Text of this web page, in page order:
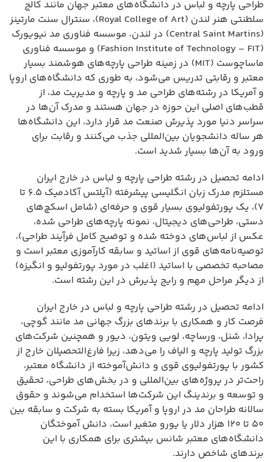
طراحی پارچه و لباس در دانشگاه‌های معتبر جهان مانند کالج
سلطنتی هنر لندن (Royal College of Art)، سنترال سنت مارتینز
(Central Saint Martins) در لندن، موسسه فناوری مد نیویورک
(Fashion Institute of Technology – FIT) و موسسه فناوری
ماساچوست (MIT) در زمینه طراحی پارچه‌های هوشمند بسیار
معتبر و رقابتی تدریس می‌شود، به طوری که دانشگاه‌های اروپا
و آمریکا در رشته‌های طراحی مد و پارچه و مدیریت مد، از
قطب‌های اصلی این حوزه در جهان هستند و مدرک آن‌ها در
سراسر دنیا مورد پذیرش صنعت مد قرار دارد، این دانشگاه‌ها
هر ساله دانشجویان بین‌المللی جذب می‌کنند و رقابت برای
ورود به آن‌ها بسیار شدید است.
ادامه تحصیل در رشته طراحی پارچه و لباس در خارج ایران
مستلزم مدرک زبان انگلیسی پیشرفته (آیلتس آکادمیک ۶.۵ تا
۷)، یک پورتفولیوی بسیار قوی و حرفه‌ای (شامل اسکچ‌های
دستی، طراحی‌های دیجیتال، نمونه پارچه‌های طراحی شده،
عکس از لباس‌های دوخته شده و توضیح کامل فرآیند طراحی)،
توصیه‌نامه‌های قوی از اساتید و سابقه کارآموزی معتبر است و
مصاحبه تخصصی با اساتید (اغلب در مورد پورتفولیو و انگیزه)
از دیگر مراحل مهم و رایج پذیرش در این رشته است.
ادامه تحصیل در رشته طراحی پارچه و لباس در خارج ایران
فرصت کار و همکاری با برندهای بزرگ جهانی مد مانند گوچی،
پرادا، شنل، ورساچه، لویی ویتون، دیور و همچنین شرکت‌های
بزرگ تولید پارچه و الیاف را می‌دهد، زیرا فارغ‌التحصیلان خارج از
کشور با پورتفولیوی قوی و دانش‌آموخته از دانشگاه معتبر،
راحت‌تر در پروژه‌های بین‌المللی و در بخش‌های طراحی، تحقیق
و توسعه و برندینگ این شرکت‌ها استخدام می‌شوند و حقوق
سالانه طراحان مد در اروپا و آمریکا بسته به شرکت و سابقه بین
۵۰ تا ۱۲۰ هزار دلار یا یورو متغیر است، دانش آموختگان
دانشگاه‌های معتبر شانس بیشتری برای همکاری با این
برندهای شاخص دارند.